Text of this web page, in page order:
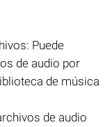
Puede
de audio por
de música
de audio